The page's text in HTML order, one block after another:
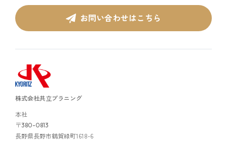
お問い合わせはこちら
株式会社共立プラニング
本社
〒380-0813
長野県長野市鶴賀緑町1618-6